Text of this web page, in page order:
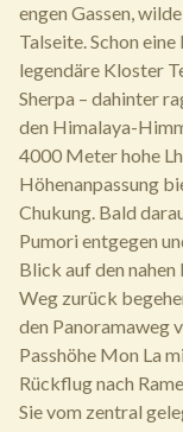
engen Gassen,
Talseite. Schon
legendäre Kloster
Sherpa – dahinter
den Himalaya-
4000 Meter hohe
Höhenanpassung
Chukung. Bald
Pumori entgegen
Blick auf den
Weg zurück
den Panoramaweg
Passhöhe Mon La
Rückflug nach
Sie vom zentral